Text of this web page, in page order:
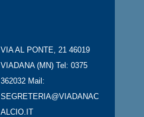
VIA AL PONTE, 21 46019
VIADANA (MN) Tel: 0375
362032 Mail:
SEGRETERIA@VIADANAC
ALCIO.IT